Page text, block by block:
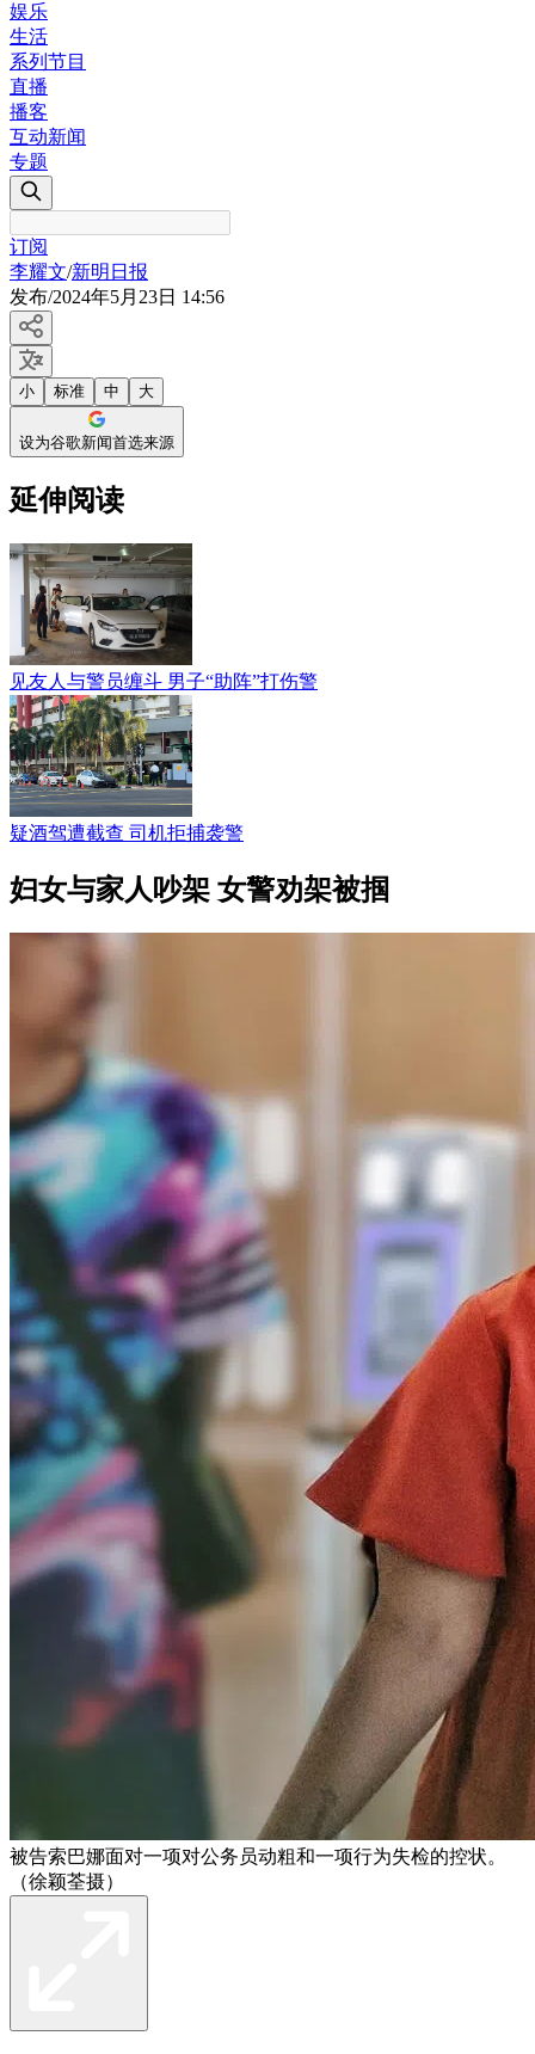
娱乐
生活
系列节目
直播
播客
互动新闻
专题
订阅
李耀文/新明日报
发布/2024年5月23日 14:56
小 标准 中 大
设为谷歌新闻首选来源
延伸阅读
见友人与警员缠斗 男子“助阵”打伤警
疑酒驾遭截查 司机拒捕袭警
妇女与家人吵架 女警劝架被掴
被告索巴娜面对一项对公务员动粗和一项行为失检的控状。
（徐颖荃摄）